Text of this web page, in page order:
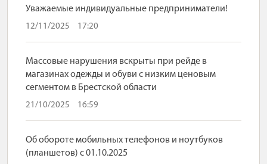
Уважаемые индивидуальные предприниматели!
12/11/2025 17:20
Массовые нарушения вскрыты при рейде в
магазинах одежды и обуви с низким ценовым
сегментом в Брестской области
21/10/2025 16:59
Об обороте мобильных телефонов и ноутбуков
(планшетов) с 01.10.2025